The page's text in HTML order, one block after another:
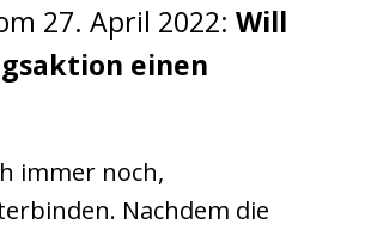
27. April 2022: Will
einen
immer noch,
Nachdem die